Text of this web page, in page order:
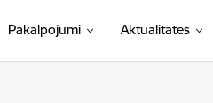
Pakalpojumi Aktualitātes